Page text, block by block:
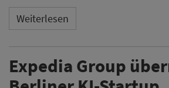
Weiterlesen
Expedia Group